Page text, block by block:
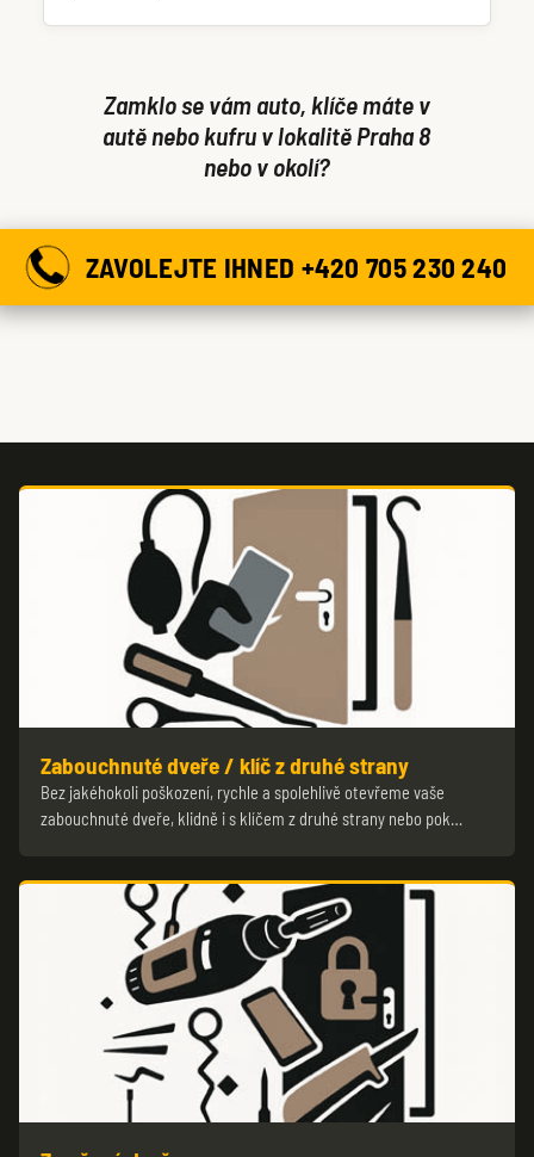
Zamklo se vám auto, klíče máte v
autě nebo kufru v lokalitě Praha 8
nebo v okolí?
ZAVOLEJTE IHNED +420 705 230 240
Zabouchnuté dveře / klíč z druhé strany
Bez jakéhokoli poškození, rychle a spolehlivě otevřeme vaše
zabouchnuté dveře, klidně i s klíčem z druhé strany nebo pok…